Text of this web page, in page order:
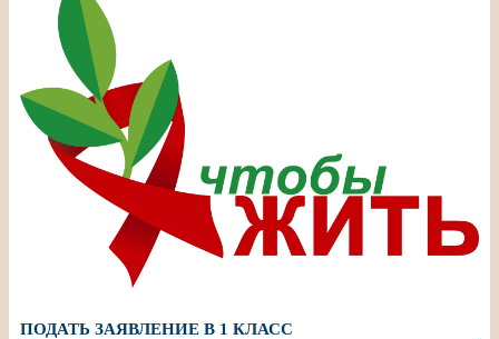
ПОДАТЬ ЗАЯВЛЕНИЕ В 1 КЛАСС